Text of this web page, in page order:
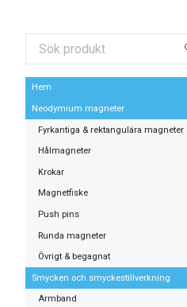
Hem
Neodymium magneter
Fyrkantiga & rektangulära magneter
Hålmagneter
Krokar
Magnetfiske
Push pins
Runda magneter
Övrigt & begagnat
Smycken och smyckestillverkning
Armband